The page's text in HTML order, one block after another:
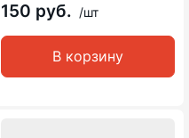
150 руб. /шт
В корзину